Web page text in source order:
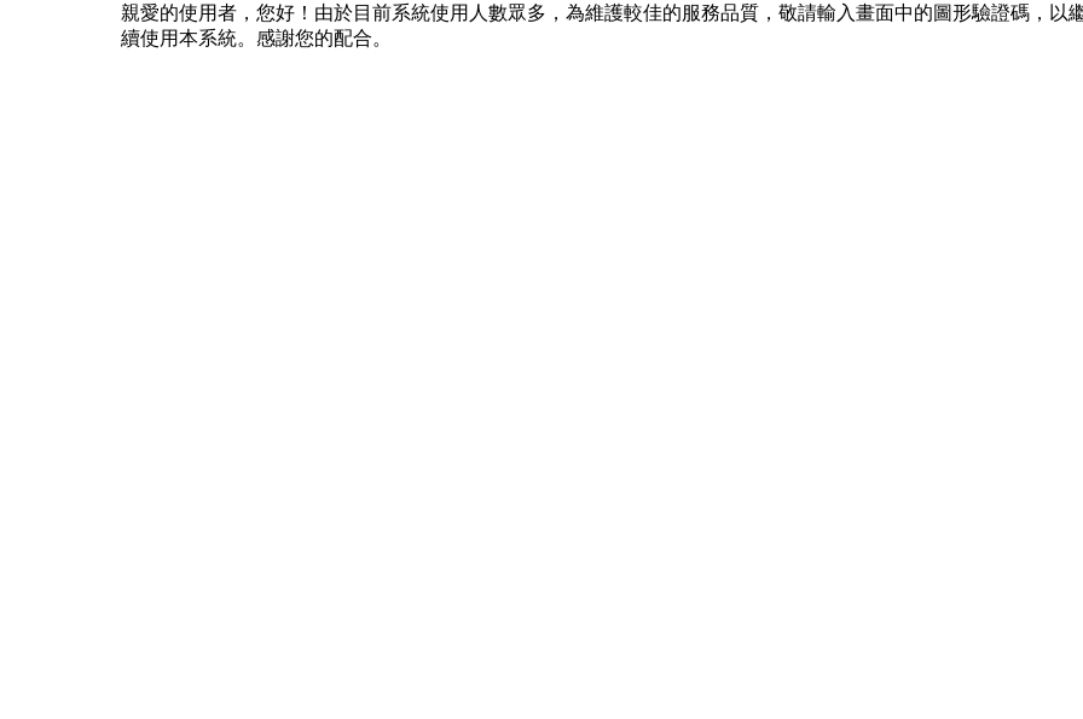
親愛的使用者，您好！由於目前系統使用人數眾多，為維護較佳的服務品質，敬請輸入畫面中的圖形驗證碼，以
續使用本系統。感謝您的配合。